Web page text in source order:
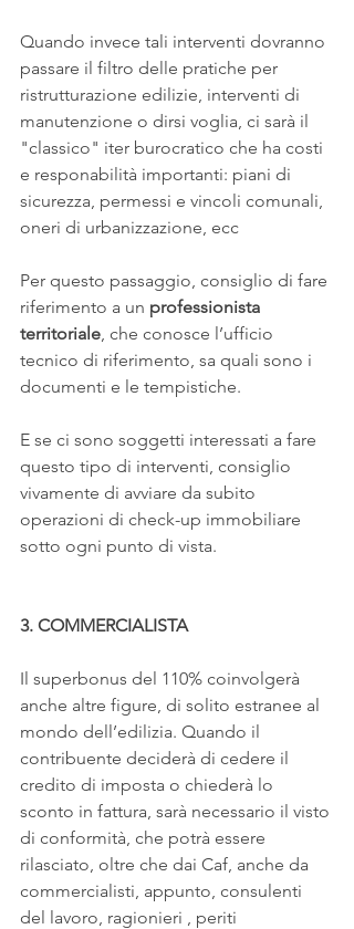
Quando invece tali interventi dovranno
passare il filtro delle pratiche per
ristrutturazione edilizie, interventi di
manutenzione o dirsi voglia, ci sarà il
"classico" iter burocratico che ha costi
e responabilità importanti: piani di
sicurezza, permessi e vincoli comunali,
oneri di urbanizzazione, ecc
Per questo passaggio, consiglio di fare
riferimento a un professionista
territoriale , che conosce l’ufficio
tecnico di riferimento, sa quali sono i
documenti e le tempistiche.
E se ci sono soggetti interessati a fare
questo tipo di interventi, consiglio
vivamente di avviare da subito
operazioni di check-up immobiliare
sotto ogni punto di vista.
3. COMMERCIALISTA
Il superbonus del 110% coinvolgerà
anche altre figure, di solito estranee al
mondo dell’edilizia. Quando il
contribuente deciderà di cedere il
credito di imposta o chiederà lo
sconto in fattura, sarà necessario il visto
di conformità, che potrà essere
rilasciato, oltre che dai Caf, anche da
commercialisti, appunto, consulenti
del lavoro, ragionieri , periti